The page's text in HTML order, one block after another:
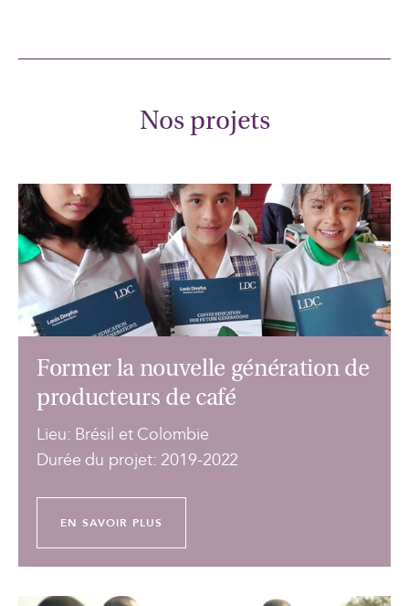
Nos projets
Former la nouvelle génération de
producteurs de café
Lieu: Brésil et Colombie
Durée du projet: 2019-2022
EN SAVOIR PLUS